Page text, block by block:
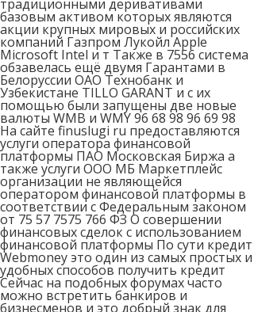
традиционными деривативами
базовым активом которых являются
акции крупных мировых и российских
компаний Газпром Лукойл Apple
Microsoft Intel и т Также в 7556 система
обзавелась ещё двумя Гарантами в
Белоруссии ОАО Технобанк и
Узбекистане TILLO GARANT и с их
помощью были запущены две новые
валюты WMB и WMY 96 68 98 96 69 98
На сайте finuslugi ru предоставляются
услуги оператора финансовой
платформы ПАО Московская Биржа а
также услуги ООО МБ Маркетплейс
организации не являющейся
оператором финансовой платформы в
соответствии с Федеральным законом
от 75 57 7575 766 ФЗ О совершении
финансовых сделок с использованием
финансовой платформы По сути кредит
Webmoney это один из самых простых и
удобных способов получить кредит
Сейчас на подобных форумах часто
можно встретить банкиров и
бизнесменов и это добрый знак для